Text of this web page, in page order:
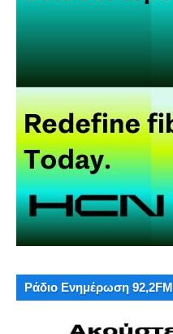
Ράδιο Ενημέρωση 92,2FM